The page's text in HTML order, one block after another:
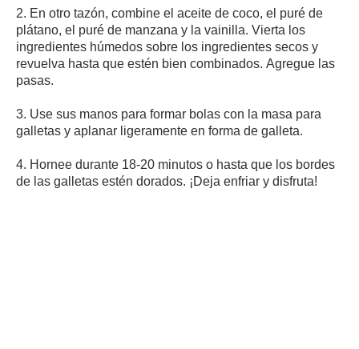
2. En otro tazón, combine el aceite de coco, el puré de
plátano, el puré de manzana y la vainilla. Vierta los
ingredientes húmedos sobre los ingredientes secos y
revuelva hasta que estén bien combinados. Agregue las
pasas.
3. Use sus manos para formar bolas con la masa para
galletas y aplanar ligeramente en forma de galleta.
4. Hornee durante 18-20 minutos o hasta que los bordes
de las galletas estén dorados. ¡Deja enfriar y disfruta!